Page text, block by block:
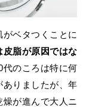
ベタつくことに
皮脂が原因ではな
代のころは特に何
ありましたが、年
が進んで大人ニ